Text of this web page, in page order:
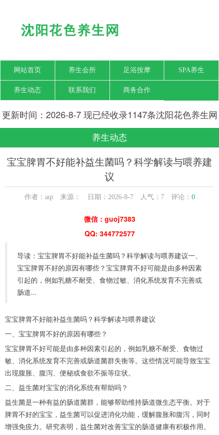
网站首页 养生会所 足浴按摩 SPA养生
养生动态 联系我们 商务合作
更新时间：2026-8-7 现已经收录1147条沈阳花色养生网
信息
养生动态
宝宝脾胃不好能补益生菌吗？科学解读与喂养建
议
作者：aqi 来源： 日期：2026-8-7 人气： 7评论： 0
微信：guoj7383
QQ: 344772577
导读：宝宝脾胃不好能补益生菌吗？科学解读与喂养建议一、
宝宝脾胃不好的原因有哪些？宝宝脾胃不好可能是由多种因素
引起的，例如乳糖不耐受、食物过敏、消化系统发育不完善或
肠道...
宝宝脾胃不好能补益生菌吗？科学解读与喂养建议
一、宝宝脾胃不好的原因有哪些？
宝宝脾胃不好可能是由多种因素引起的，例如乳糖不耐受、食物过
敏、消化系统发育不完善或肠道菌群失衡等。这些情况可能导致宝宝
出现腹胀、腹泻、便秘或食欲不振等症状。
二、益生菌对宝宝的消化系统有帮助吗？
益生菌是一种有益的肠道菌群，能够帮助维持肠道微生态平衡。对于
脾胃不好的宝宝，益生菌可以促进消化功能，缓解腹胀和腹泻，同时
增强免疫力。研究表明，益生菌对改善宝宝的肠道健康有积极作用。